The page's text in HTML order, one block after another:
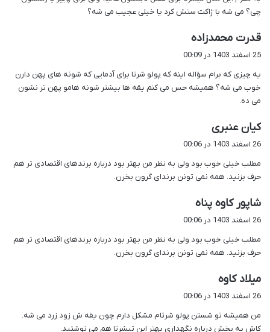
چی؟ می شه با ژاکت ستش کرد یا خیلی عجیب می شه؟
قدرت محمدزاده
ف
:
25 اسفند 1403 در 00:09
یه چیزی که برام سؤاله اینه که پولو شرتا برای آدمایی که شونه های پهن دارن
خوب می شه؟ همیشه حس می کنم یقه ها بیشتر شونه هامو پهن تر نشون
می ده.
کیان عنبری
:
26 اسفند 1403 در 00:06
مطلب خیلی خوب بود ولی به نظر من بهتر بود درباره برندهای اقتصادی تر هم
حرف بزنید. همه نمی تونن برندای گرون بخرن.
شاپور کاوه پناه
ف
:
26 اسفند 1403 در 00:06
مطلب خیلی خوب بود ولی به نظر من بهتر بود درباره برندهای اقتصادی تر هم
حرف بزنید. همه نمی تونن برندای گرون بخرن.
میلاد کاوه
ف
:
26 اسفند 1403 در 00:06
من همیشه تو شستن پولو شرتام مشکل دارم چون یقه ش زود زرد می شه.
کاش یه بخش درباره نگهداری بهتر این تیشرتا هم می نوشتید.